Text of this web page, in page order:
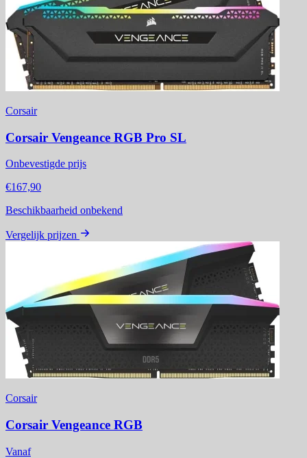
Corsair
Corsair Vengeance RGB Pro SL
Onbevestigde prijs
€167,90
Beschikbaarheid onbekend
Vergelijk prijzen
Corsair
Corsair Vengeance RGB
Vanaf